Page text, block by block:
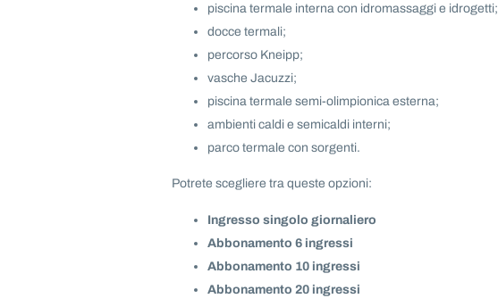
piscina termale interna con idromassaggi e idrogetti;
docce termali;
percorso Kneipp;
vasche Jacuzzi;
piscina termale semi-olimpionica esterna;
ambienti caldi e semicaldi interni;
parco termale con sorgenti.
Potrete scegliere tra queste opzioni:
Ingresso singolo giornaliero
Abbonamento 6 ingressi
Abbonamento 10 ingressi
Abbonamento 20 ingressi